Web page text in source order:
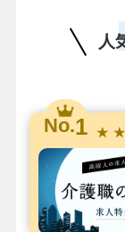
人
No.1 ★